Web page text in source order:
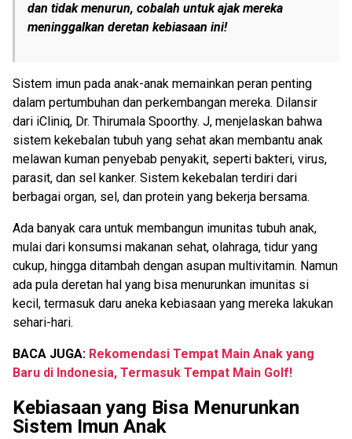
dan tidak menurun, cobalah untuk ajak mereka
meninggalkan deretan kebiasaan ini!
Sistem imun pada anak-anak memainkan peran penting
dalam pertumbuhan dan perkembangan mereka. Dilansir
dari iCliniq, Dr. Thirumala Spoorthy. J, menjelaskan bahwa
sistem kekebalan tubuh yang sehat akan membantu anak
melawan kuman penyebab penyakit, seperti bakteri, virus,
parasit, dan sel kanker. Sistem kekebalan terdiri dari
berbagai organ, sel, dan protein yang bekerja bersama.
Ada banyak cara untuk membangun imunitas tubuh anak,
mulai dari konsumsi makanan sehat, olahraga, tidur yang
cukup, hingga ditambah dengan asupan multivitamin. Namun
ada pula deretan hal yang bisa menurunkan imunitas si
kecil, termasuk daru aneka kebiasaan yang mereka lakukan
sehari-hari.
BACA JUGA: Rekomendasi Tempat Main Anak yang
Baru di Indonesia, Termasuk Tempat Main Golf!
Kebiasaan yang Bisa Menurunkan
Sistem Imun Anak